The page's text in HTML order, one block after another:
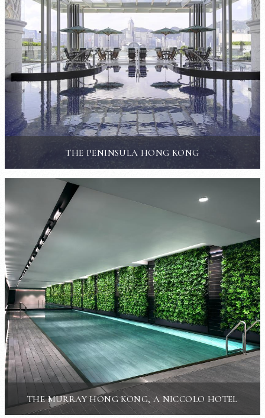
THE PENINSULA HONG KONG
THE MURRAY HONG KONG, A NICCOLO HOTEL